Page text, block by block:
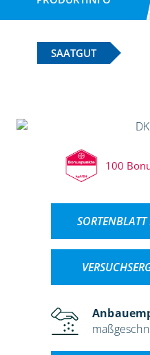
SAATGUT
100